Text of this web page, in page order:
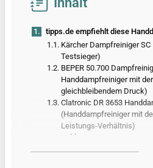
1.
tipps.de empfiehlt diese
1.1. Kärcher Dampfreiniger SC
Testsieger)
1.2. BEPER 50.700
Handdampfreiniger mit
gleichbleibendem Druck)
1.3. Clatronic DR 3653
(Handdampfreiniger mit
Leistungs-Verhältnis)
Beldray BEL0701TQN-VDE
Handdampfreiniger (Der